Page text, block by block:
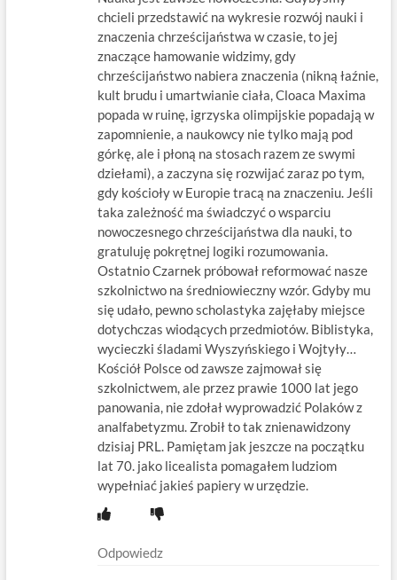
chcieli przedstawić na wykresie rozwój nauki i
znaczenia chrześcijaństwa w czasie, to jej
znaczące hamowanie widzimy, gdy
chrześcijaństwo nabiera znaczenia (nikną łaźnie,
kult brudu i umartwianie ciała, Cloaca Maxima
popada w ruinę, igrzyska olimpijskie popadają w
zapomnienie, a naukowcy nie tylko mają pod
górkę, ale i płoną na stosach razem ze swymi
dziełami), a zaczyna się rozwijać zaraz po tym,
gdy kościoły w Europie tracą na znaczeniu. Jeśli
taka zależność ma świadczyć o wsparciu
nowoczesnego chrześcijaństwa dla nauki, to
gratuluję pokrętnej logiki rozumowania.
Ostatnio Czarnek próbował reformować nasze
szkolnictwo na średniowieczny wzór. Gdyby mu
się udało, pewno scholastyka zajęłaby miejsce
dotychczas wiodących przedmiotów. Biblistyka,
wycieczki śladami Wyszyńskiego i Wojtyły…
Kościół Polsce od zawsze zajmował się
szkolnictwem, ale przez prawie 1000 lat jego
panowania, nie zdołał wyprowadzić Polaków z
analfabetyzmu. Zrobił to tak znienawidzony
dzisiaj PRL. Pamiętam jak jeszcze na początku
lat 70. jako licealista pomagałem ludziom
wypełniać jakieś papiery w urzędzie.
Odpowiedz